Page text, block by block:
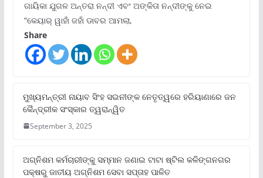
ଗାୟିକା ଯୁଗଳ ଅନ୍ତରା ନନ୍ଦୀ ଏବଂ ଅଙ୍କିତା ନନ୍ଦୀଙ୍କୁ ନେଇ
“କେୟାର୍ ୱାହାଁ ଜହାଁ ଡାବର ଆମଲା,
Share
ମୁଖ୍ୟମନ୍ତ୍ରୀ ନାୟାବ ସିଂହ ସଇନୀଙ୍କ ନେତୃତ୍ୱରେ ହରିୟାଣାରେ ଜନ
କୈନ୍ଦ୍ରୀକ ସଂସ୍କାର ତ୍ୱରାନ୍ୱିତ
September 3, 2025
ଅଗ୍ନିଶମ କର୍ମଚାରୀଙ୍କୁ ସମ୍ମାନ ଜଣାଇ ଟାଟା ଷ୍ଟିଲ କଳିଙ୍ଗନଗର
ପକ୍ଷରୁ ଜାତୀୟ ଅଗ୍ନିଶମ ସେବା ସପ୍ତାହ ପାଳିତ